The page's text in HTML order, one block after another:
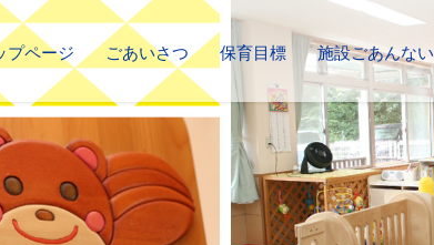
プページ ごあいさつ 保育目標 施設ごあんない